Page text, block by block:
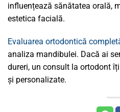
influențează sănătatea orală,
estetica facială.
Evaluarea ortodontică
analiza mandibulei. Dacă ai
dureri, un consult la ortodont
și personalizate.